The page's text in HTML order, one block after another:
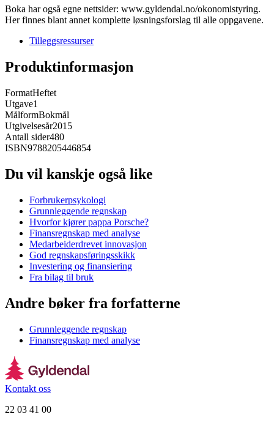
Boka har også egne nettsider: www.gyldendal.no/okonomistyring.
Her finnes blant annet komplette løsningsforslag til alle oppgavene.
Tilleggsressurser
Produktinformasjon
FormatHeftet
Utgave1
MålformBokmål
Utgivelsesår2015
Antall sider480
ISBN9788205446854
Du vil kanskje også like
Forbrukerpsykologi
Grunnleggende regnskap
Hvorfor kjører pappa Porsche?
Finansregnskap med analyse
Medarbeiderdrevet innovasjon
God regnskapsføringsskikk
Investering og finansiering
Fra bilag til bruk
Andre bøker fra forfatterne
Grunnleggende regnskap
Finansregnskap med analyse
Kontakt oss
22 03 41 00